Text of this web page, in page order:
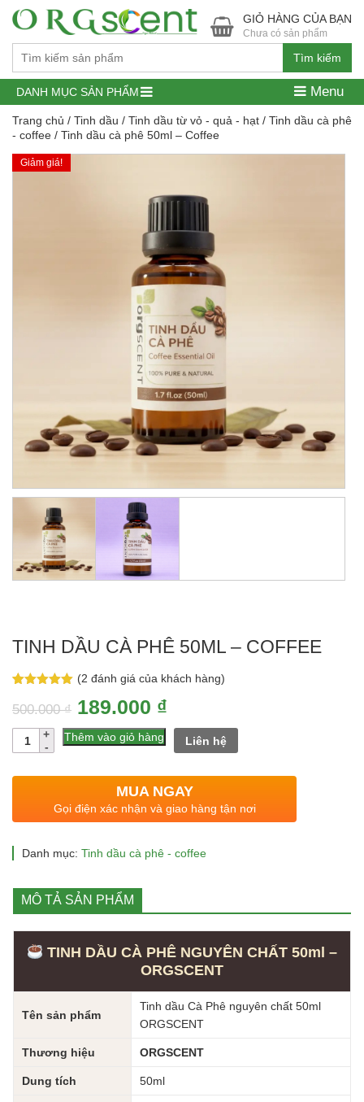
Tìm kiếm
GIỎ HÀNG CỦA BẠN
Chưa có sản phẩm
DANH MỤC SẢN PHẨM Menu
Trang chủ / Tinh dầu / Tinh dầu từ vỏ - quả - hạt / Tinh dầu cà phê
- coffee / Tinh dầu cà phê 50ml – Coffee
Giảm giá!
TINH DẦU CÀ PHÊ 50ML – COFFEE
dựa trên
(2 đánh giá của khách hàng)
500.000₫ Giá
gốc
500.000 ₫.
189.000 ₫
hiện
tại
là:
189.000 ₫.
lượng
Thêm vào giỏ hàng Liên hệ
MUA NGAY
Gọi điện xác nhận và giao hàng tận nơi
Danh mục: Tinh dầu cà phê - coffee
MÔ TẢ SẢN PHẨM
TINH DẦU CÀ PHÊ NGUYÊN CHẤT 50ml –
ORGSCENT
Tên sản phẩm
Tinh dầu Cà Phê nguyên chất 50ml
ORGSCENT
Thương hiệu ORGSCENT
Dung tích 50ml